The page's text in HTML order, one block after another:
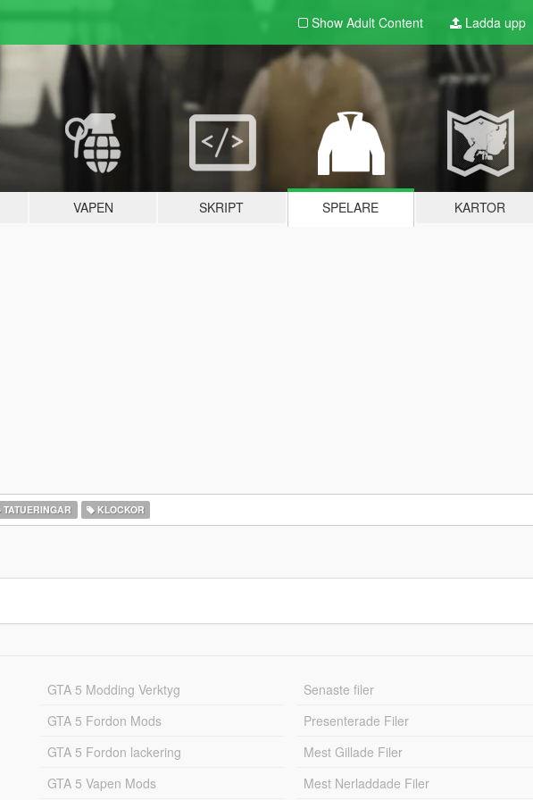
Show Adult Content Ladda upp
VAPEN SKRIPT SPELARE KARTOR
TATUERINGAR KLOCKOR
GTA 5 Modding Verktyg
GTA 5 Fordon Mods
GTA 5 Fordon lackering
GTA 5 Vapen Mods
Senaste filer
Presenterade Filer
Mest Gillade Filer
Mest Nerladdade Filer